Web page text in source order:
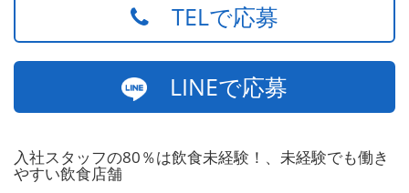
TELで応募
LINEで応募
入社スタッフの80％は飲食未経験！、未経験でも働き
やすい飲食店舗